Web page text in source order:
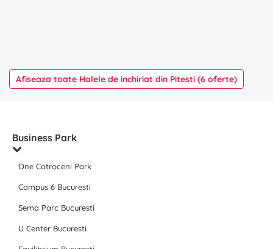
Afiseaza toate Halele de inchiriat din Pitesti (6 oferte)
Business Park
One Cotroceni Park
Campus 6 Bucuresti
Sema Parc Bucuresti
U Center Bucuresti